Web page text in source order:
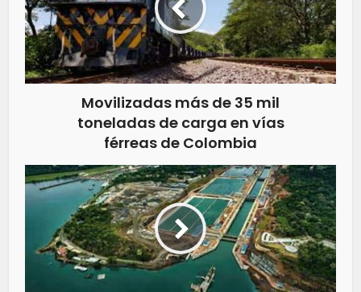
Movilizadas más de 35 mil
toneladas de carga en vías
férreas de Colombia